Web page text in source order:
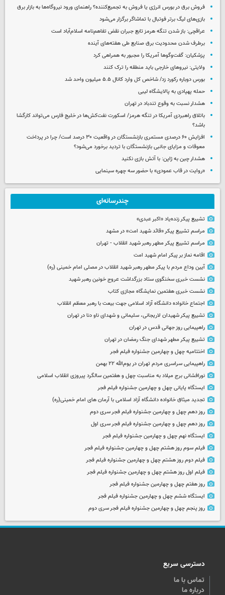
فروش برق در بورس انرژی یا فروش به تجمیع‌کننده؟ راهنمای ورود نیروگاه‌ها به بازار برق
بازی‌های لیگ برتر فوتبال با تماشاگر برگزار می‌شود
عراقچی: باز شدن تنگه هرمز تابع جبران نقض تفاهم‌نامه اسلام‌آباد است
برطرف شدن محدودیت‌ برق صنایع طی هفته‌های آینده
پزشکیان: گفت‌وگوها آمریکا را مجبور به همراهی کرد
ولایتی: نیروهای خارجی باید منطقه را ترک کنند
بورس دوباره رکورد زد/ شاخص کل وارد کانال ۵.۵ میلیون واحد شد
حمله پهپادی به پالایشگاه لیبی
هشدار نسبت به وقوع تندباد در تهران
باتلاق راهبردی آمریکا در تنگه هرمز/ اسکورت نفت‌کش‌ها در خلیج فارس می‌تواند کارگشا
باشد؟
افزایش ۶۰ درصدی مستمری‌ بازنشستگان در واقعیت ۳۰ درصد است/ چرا در پرداخت
معوقات و مزایای جانبی بازنشستگان با تردید برخورد می‌شود؟
هشدار چین به ژاپن: با آتش بازی نکنید
«روایت در قاب عمودی» با حضور سه چهره سینمایی
چندرسانه‌ای
تشییع پیکر زنده‌یاد «اکبر عبدی»
مراسم تشییع پیکر «قائد شهید امت» در مشهد
مراسم تشییع پیکر مطهر رهبر شهید انقلاب - تهران
اقامه نماز بر پیکر امام شهید امت
آیین وداع مردم با پیکر مطهر رهبر شهید انقلاب در مصلی امام خمینی (ره)
نشست خبری سخنگوی ستاد بزرگداشت عروج خونین رهبر شهید
نشست خبری هفتمین نمایشگاه مجازی کتاب
اجتماع خانواده دانشگاه آزاد اسلامی جهت بیعت با رهبر معظم انقلاب
تشییع پیکر شهیدان لاریجانی، سلیمانی و شهدای ناو دنا در تهران
راهپیمایی روز جهانی قدس در تهران
تشییع پیکر مطهر شهدای جنگ رمضان در تهران
اختتامیه چهل و چهارمین جشنواره فیلم فجر
راهپیمایی سراسری مردم تهران در یوم‌الله ۲۲ بهمن
نورافشانی برج میلاد به مناسبت چهل‌ و هفتمین سالگرد پیروزی انقلاب اسلامی
ایستگاه پایانی چهل و چهارمین جشنواره فیلم فجر
تجدید میثاق خانواده دانشگاه آزاد اسلامی با آرمان های امام خمینی(ره)
روز دهم چهل و چهارمین جشنواره فیلم فجر سری دوم
روز دهم چهل و چهارمین جشنواره فیلم فجر سری اول
ایستگاه نهم چهل و چهارمین جشنواره فیلم فجر
فیلم سوم روز هشتم چهل و چهارمین جشنواره فیلم فجر
فیلم دوم روز هشتم چهل و چهارمین جشنواره فیلم فجر
فیلم اول روز هشتم چهل و چهارمین جشنواره فیلم فجر
روز هفتم چهل و چهارمین جشنواره فیلم فجر
ایستگاه ششم چهل و چهارمین جشنواره فیلم فجر
روز پنجم چهل و چهارمین جشنواره فیلم فجر سری دوم
دسترسی سریع
تماس با ما
درباره ما